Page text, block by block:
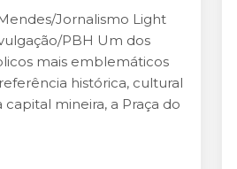
Jornalismo Light
PBH Um dos
mais emblemáticos
histórica, cultural
capital mineira, a Praça do